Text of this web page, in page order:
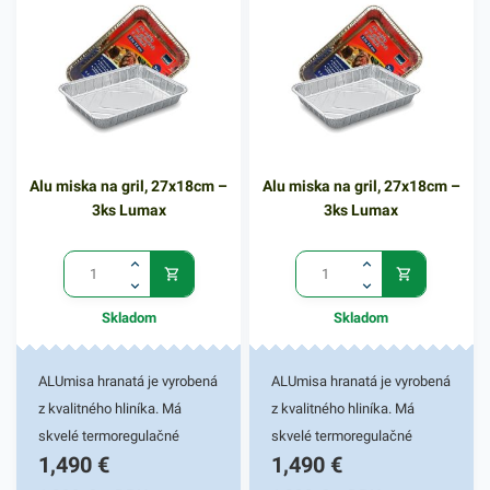
Alu miska na gril, 27x18cm –
3ks Lumax
Skladom
ALUmisa hranatá je vyrobená
z kvalitného hliníka. Má
skvelé termoregulačné
vlastnosti - výborne drží teplo
1,490 €
Alu miska na gril, 27x18cm –
3ks Lumax
Skladom
ALUmisa hranatá je vyrobená
z kvalitného hliníka. Má
skvelé termoregulačné
vlastnosti - výborne drží teplo
1,490 €